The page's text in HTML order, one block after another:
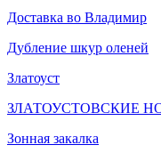
Доставка во Владимир
Дубление шкур оленей
Златоуст
ЗЛАТОУСТОВСКИЕ
Зонная закалка